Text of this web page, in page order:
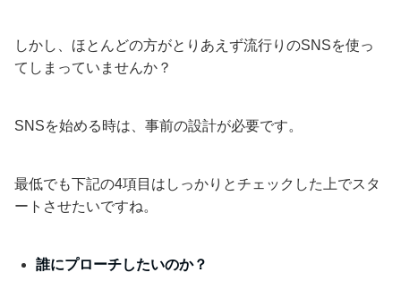
しかし、ほとんどの方がとりあえず流行りのSNSを使っ
てしまっていませんか？
SNSを始める時は、事前の設計が必要です。
最低でも下記の4項目はしっかりとチェックした上でスタ
ートさせたいですね。
誰にプローチしたいのか？